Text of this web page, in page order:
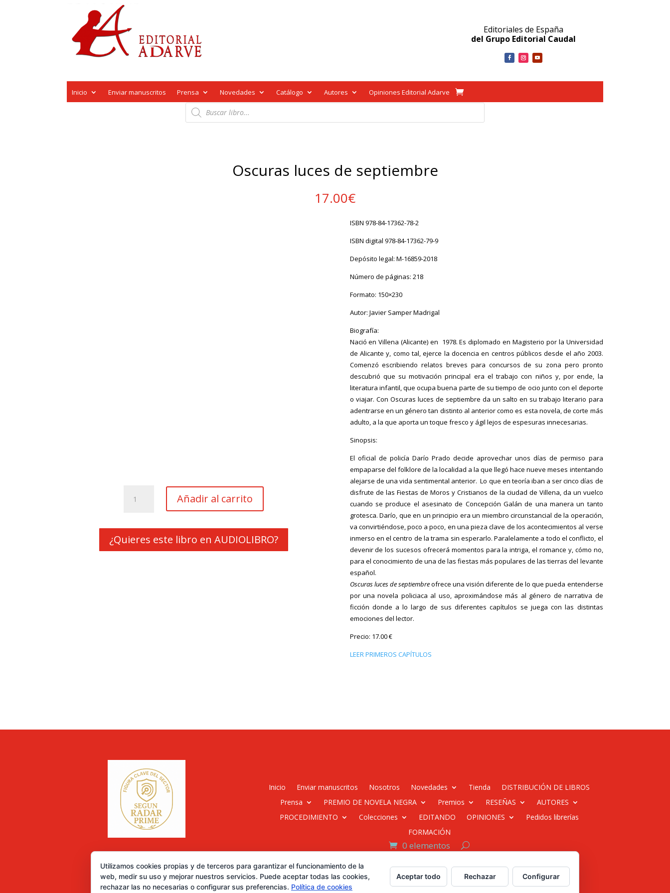
Editoriales de España
del Grupo Editorial Caudal
Inicio Enviar manuscritos Prensa Novedades Catálogo Autores Opiniones Editorial Adarve
Búsqueda
de
productos
Oscuras luces de septiembre
17.00€
luces
cantidad
Añadir al carrito
¿Quieres este libro en AUDIOLIBRO?
ISBN 978-84-17362-78-2
ISBN digital 978-84-17362-79-9
Depósito legal: M-16859-2018
Número de páginas: 218
Formato: 150×230
Autor: Javier Samper Madrigal
Biografía:
Nació en Villena (Alicante) en 1978. Es diplomado en Magisterio por la Universidad
de Alicante y, como tal, ejerce la docencia en centros públicos desde el año 2003.
Comenzó escribiendo relatos breves para concursos de su zona pero pronto
descubrió que su motivación principal era el trabajo con niños y, por ende, la
literatura infantil, que ocupa buena parte de su tiempo de ocio junto con el deporte
o viajar. Con Oscuras luces de septiembre da un salto en su trabajo literario para
adentrarse en un género tan distinto al anterior como es esta novela, de corte más
adulto, a la que aporta un toque fresco y ágil lejos de espesuras innecesarias.
Sinopsis:
El oficial de policía Darío Prado decide aprovechar unos días de permiso para
empaparse del folklore de la localidad a la que llegó hace nueve meses intentando
alejarse de una vida sentimental anterior. Lo que en teoría iban a ser cinco días de
disfrute de las Fiestas de Moros y Cristianos de la ciudad de Villena, da un vuelco
cuando se produce el asesinato de Concepción Galán de una manera un tanto
grotesca. Darío, que en un principio era un miembro circunstancial de la operación,
va convirtiéndose, poco a poco, en una pieza clave de los acontecimientos al verse
inmerso en el centro de la trama sin esperarlo. Paralelamente a todo el conflicto, el
devenir de los sucesos ofrecerá momentos para la intriga, el romance y, cómo no,
para el conocimiento de una de las fiestas más populares de las tierras del levante
español.
Oscuras luces de septiembreofrece una visión diferente de lo que pueda entenderse
por una novela policiaca al uso, aproximándose más al género de narrativa de
ficción donde a lo largo de sus diferentes capítulos se juega con las distintas
emociones del lector.
Precio: 17.00 €
LEER PRIMEROS CAPÍTULOS
Inicio Enviar manuscritos Nosotros Novedades Tienda
DISTRIBUCIÓN DE LIBROS
Prensa
PREMIO DE NOVELA NEGRA Premios RESEÑAS
AUTORES
PROCEDIMIENTO
Colecciones EDITANDO OPINIONES
Pedidos librerías
FORMACIÓN
0 elementos
Desarrollado por Diseñador web para empresas
Utilizamos cookies propias y de terceros para garantizar el funcionamiento de la
web, medir su uso y mejorar nuestros servicios. Puede aceptar todas las cookies,
rechazar las no necesarias o configurar sus preferencias. Política de cookies
Aceptar todo Rechazar Configurar